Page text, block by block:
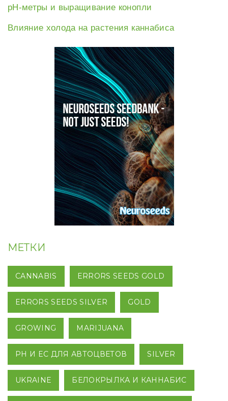
рН-метры и выращивание конопли
Влияние холода на растения каннабиса
МЕТКИ
CANNABIS ERRORS SEEDS GOLD
ERRORS SEEDS SILVER GOLD
GROWING MARIJUANA
PH И EC ДЛЯ АВТОЦВЕТОВ SILVER
UKRAINE БЕЛОКРЫЛКА И КАННАБИС